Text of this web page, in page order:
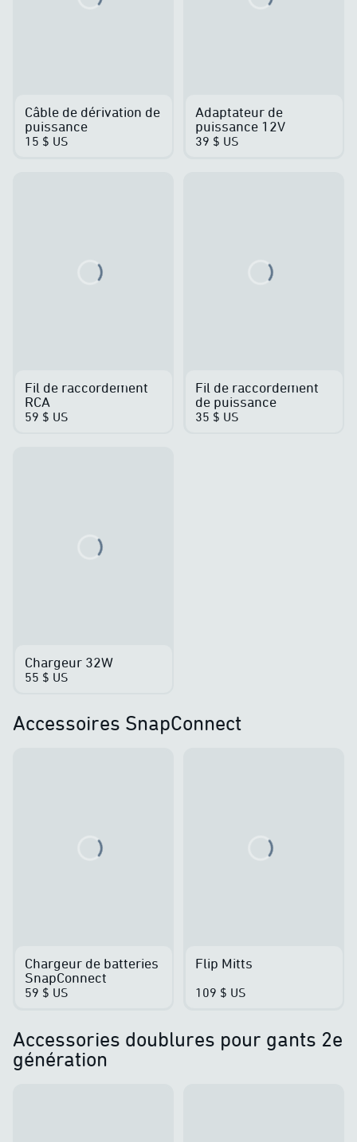
Loading...
Câble de dérivation de
puissance
15 $ US
Loading...
Adaptateur de
puissance 12V
39 $ US
Loading...
Fil de raccordement
RCA
59 $ US
Loading...
Fil de raccordement
de puissance
35 $ US
Loading...
Chargeur 32W
55 $ US
Accessoires SnapConnect
Loading...
Chargeur de batteries
SnapConnect
59 $ US
Loading...
Flip Mitts
109 $ US
Accessories doublures pour gants 2e
génération